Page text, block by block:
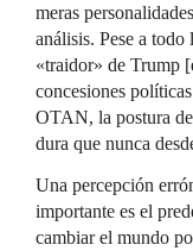
meras
análisis. Pese a
«traidor» de Trump
concesiones
OTAN, la postura
dura que nunca
Una percepción
importante es el
cambiar el mundo